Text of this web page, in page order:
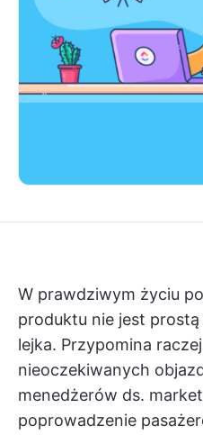
W prawdziwym życiu
produktu nie jest prostą
lejka. Przypomina
nieoczekiwanych
menedżerów ds.
poprowadzenie